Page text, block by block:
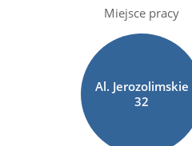
Miejsce pracy
Al. Jerozolimskie
32